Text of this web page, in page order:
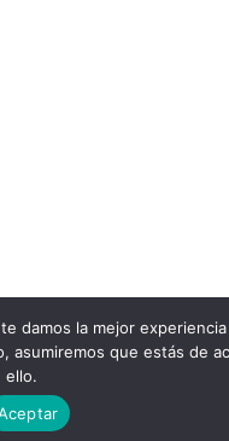
damos la mejor
asumiremos que estás de
ello.